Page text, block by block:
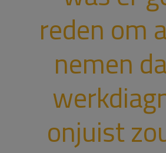
reden om
nemen
onjuist